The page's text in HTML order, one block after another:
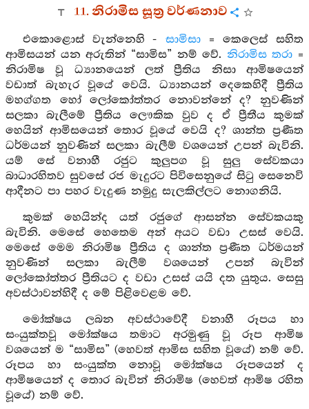
11. නිරාමිස සූත්‍ර වර්ණනාව
එකොළොස් වැන්නෙහි -සාමිසා = කෙලෙස් සහිත
ආමිසයන් යන අරුතින් “සාමිස” නම් වේ. නිරාමිස තරා =
නිරාමිෂ වූ ධ්‍යානයෙන් ලත් ප්‍රීතිය නිසා ආමිෂයෙන්
වඩාත් බැහැර වූයේ වෙයි. ධ්‍යානයන් දෙකෙහිදී ප්‍රීතිය
මහග්ගත හෝ ලෝකෝත්තර නොවන්නේ ද? නුවණින්
සලකා බැලීමේ ප්‍රීතිය ලෞකික වුව ද ඒ ප්‍රීතීය කුමක්
හෙයින් ආමිසයෙන් තොර වූයේ වෙයි ද? ශාන්ත ප්‍රණීත
ධර්මයන් නුවණින් සලකා බැලීම් වශයෙන් උපන් බැවිනි.
යම් සේ වනාහී රජුට කුලුපග වූ සුලු සේවකයා
බාධාරහිතව සුවසේ රජ මැදුරට පිවිසෙනුයේ සිටු සෙනෙවි
ආදීනට පා පහර වැදුණ නමුදු සැලකිල්ලට නොගනියි.
කුමක් හෙයින්ද යත් රජුගේ ආසන්න සේවකයකු
බැවිනි. මෙසේ හෙතෙම අන් අයට වඩා උසස් වෙයි.
මෙසේ මෙම නිරාමිෂ ප්‍රීතිය ද ශාන්ත ප්‍රණීත ධර්මයන්
නුවණින් සලකා බැලීම් වශයෙන් උපන් බැවින්
ලෝකෝත්තර ප්‍රීතියට ද වඩා උසස් යයි දත යුතුය. සෙසු
අවස්ථාවන්හිදී ද මේ පිළිවෙළම වේ.
මෝක්ෂය ලබන අවස්ථාවේදී වනාහී රූපය හා
සංයුක්තවූ මෝක්ෂය තමාට අරමුණු වූ රූප ආමිෂ
වශයෙන් ම “සාමිස” (හෙවත් ආමිස සහිත වූයේ) නම් වේ.
රූපය හා සංයුක්ත නොවූ මෝක්ෂය රූපයෙන් ද
ආමිෂයෙන් ද තොර බැවින් නිරාමිෂ (හෙවත් ආමිෂ රහිත
වූයේ) නම් වේ.